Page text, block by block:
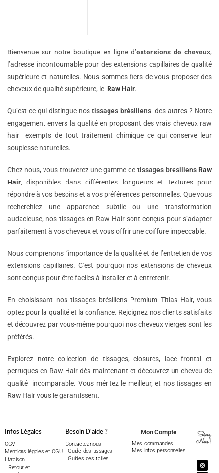
Bienvenue sur notre boutique en ligne d’extensions decheveux,
l’adresse incontournable pour des extensions capillaires de qualité
supérieure et naturelles. Nous sommes fiers de vous proposer des
cheveux de qualité supérieure, le Raw Hair.
Qu’est-ce qui distingue nos tissages brésiliens des autres ? Notre
engagement envers la qualité en proposant des vrais cheveux raw
hair exempts de tout traitement chimique ce qui conserve leur
souplesse naturelles.
Chez nous, vous trouverez une gamme detissages bresiliens Raw
Hair, disponibles dans différentes longueurs et textures pour
répondre à vos besoins et à vos préférences personnelles. Que vous
recherchiez une apparence subtile ou une transformation
audacieuse, nos tissages en Raw Hair sont conçus pour s’adapter
parfaitement à vos cheveux et vous offrir une coiffure impeccable.
Nous comprenons l’importance de la qualité et de l’entretien de vos
extensions capillaires. C’est pourquoi nos extensions de cheveux
sont conçus pour être faciles à installer et à entretenir.
En choisissant nos tissages brésiliens Premium Titias Hair, vous
optez pour la qualité et la confiance. Rejoignez nos clients satisfaits
et découvrez par vous-même pourquoi nos cheveux vierges sont les
préférés.
Explorez notre collection de tissages, closures, lace frontal et
perruques en Raw Hair dès maintenant et découvrez un cheveu de
qualité incomparable. Vous méritez le meilleur, et nos tissages en
Raw Hair vous le garantissent.
Infos Légales
CGV
Mentions légales et CGU
Livraison
Retour et
Besoin D'aide ?
Contactez-nous
Guide des tissages
Guides des tailles
Mon Compte
Mes commandes
Mes infos personnelles
Suivez
Nous !